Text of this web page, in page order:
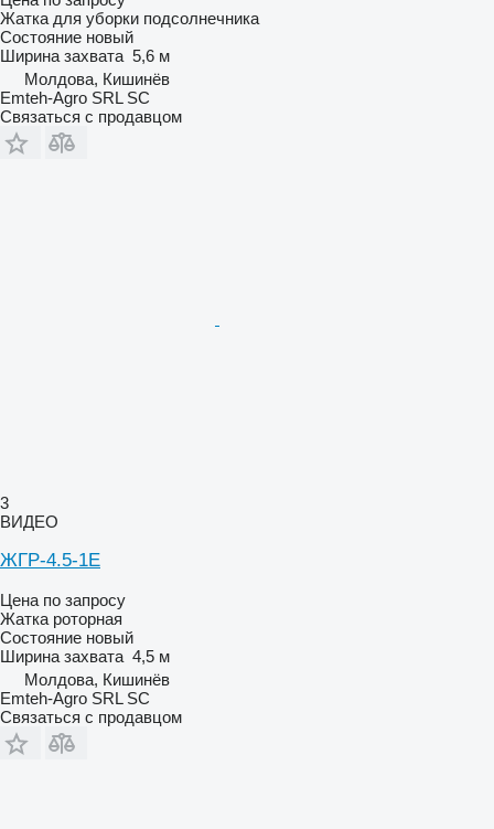
Жатка для уборки подсолнечника
Состояние новый
Ширина захвата 5,6 м
Молдова, Кишинёв
Emteh-Agro SRL SC
Связаться с продавцом
3
ВИДЕО
ЖГР-4.5-1Е
Цена по запросу
Жатка роторная
Состояние новый
Ширина захвата 4,5 м
Молдова, Кишинёв
Emteh-Agro SRL SC
Связаться с продавцом